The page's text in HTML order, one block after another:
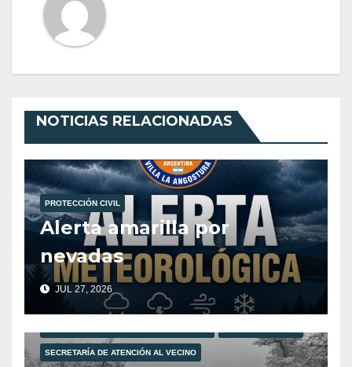
NOTICIAS RELACIONADAS
PROTECCIÓN CIVIL
Alerta amarilla por
nevadas
JUL 27, 2026
SECRETARÍA DE ATENCIÓN AL VECINO